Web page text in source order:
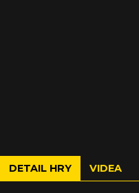
DETAIL HRY VIDEA